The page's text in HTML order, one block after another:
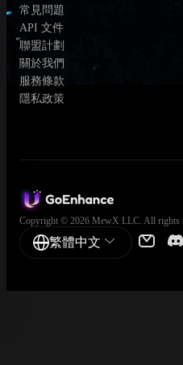
常見問題
API 文件
聯盟計劃
關於我們
服務條款
隱私政策
Copyright © 2026 MewX LLC. All rights
繁體中文